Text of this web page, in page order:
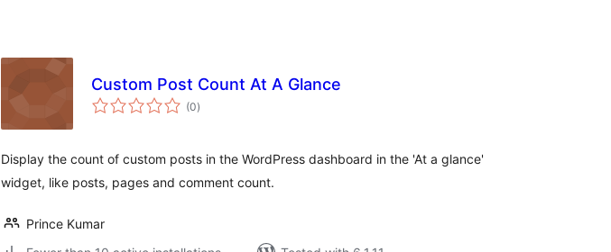
Custom Post Count At A Glance
(0total
ratings
)
Display the count of custom posts in the WordPress dashboard in the 'At a glance'
widget, like posts, pages and comment count.
Prince Kumar